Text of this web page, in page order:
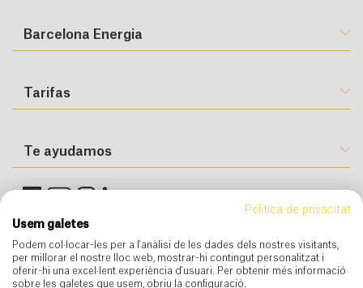
Barcelona Energia
Tarifas
Te ayudamos
Política de privacitat
Usem galetes
Podem col·locar-les per a l'anàlisi de les dades dels nostres visitants,
per millorar el nostre lloc web, mostrar-hi contingut personalitzat i
oferir-hi una excel·lent experiència d'usuari. Per obtenir més informació
sobre les galetes que usem, obriu la configuració.